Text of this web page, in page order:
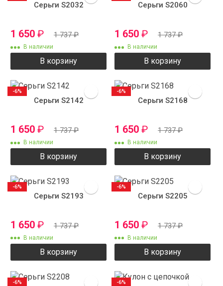
Серьги S2032
1 650 ₽ 1 737₽
В наличии
В корзину
Серьги S2060
1 650 ₽ 1 737₽
В наличии
В корзину
Серьги S2142
1 650 ₽ 1 737₽
В наличии
В корзину
-6%
Серьги S2168
1 650 ₽ 1 737₽
В наличии
В корзину
-6%
Серьги S2193
1 650 ₽ 1 737₽
В наличии
В корзину
-6%
Серьги S2205
1 650 ₽ 1 737₽
В наличии
В корзину
-6%
-6% -6%